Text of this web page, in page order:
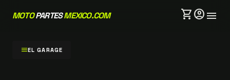
MOTOPARTESMEXICO.COM shopping_cartaccount_circlemenu
menuEL GARAGE